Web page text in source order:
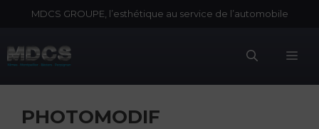
MDCS GROUPE, l’esthétique au service de l’automobile
PHOTOMODIF